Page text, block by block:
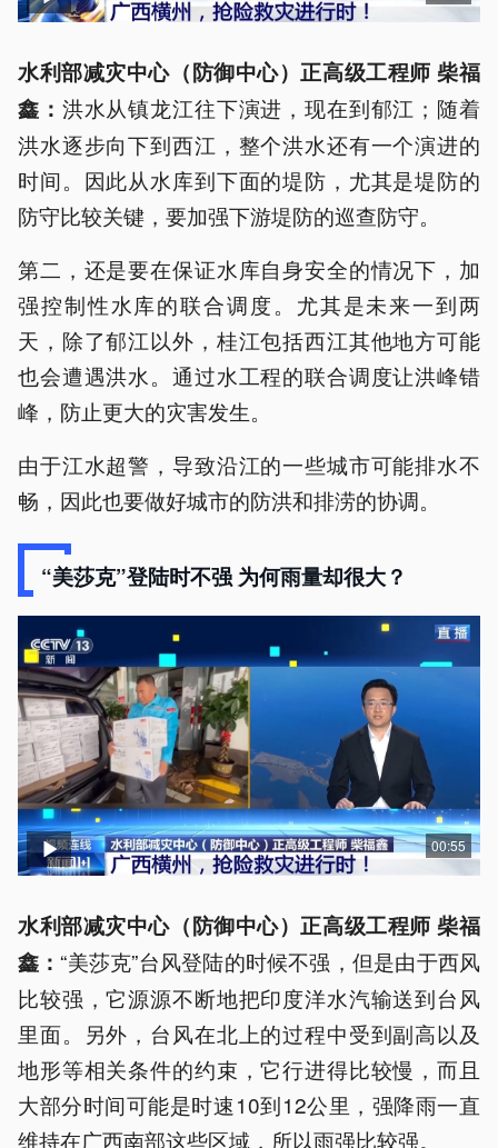
水利部减灾中心（防御中心）正高级工程师 柴福
鑫： 洪水从镇龙江往下演进，现在到郁江；随着
洪水逐步向下到西江，整个洪水还有一个演进的
时间。因此从水库到下面的堤防，尤其是堤防的
防守比较关键，要加强下游堤防的巡查防守。
第二，还是要在保证水库自身安全的情况下，加
强控制性水库的联合调度。尤其是未来一到两
天，除了郁江以外，桂江包括西江其他地方可能
也会遭遇洪水。通过水工程的联合调度让洪峰错
峰，防止更大的灾害发生。
由于江水超警，导致沿江的一些城市可能排水不
畅，因此也要做好城市的防洪和排涝的协调。
“美莎克”登陆时不强 为何雨量却很大？
00:55
水利部减灾中心（防御中心）正高级工程师 柴福
鑫： “美莎克”台风登陆的时候不强，但是由于西风
比较强，它源源不断地把印度洋水汽输送到台风
里面。另外，台风在北上的过程中受到副高以及
地形等相关条件的约束，它行进得比较慢，而且
大部分时间可能是时速10到12公里，强降雨一直
维持在广西南部这些区域，所以雨强比较强。